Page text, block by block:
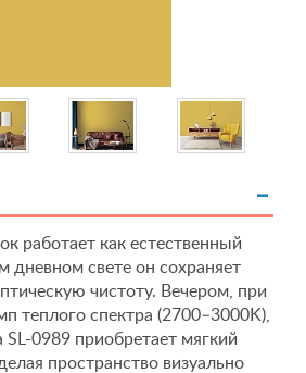
работает как естественный
свете он сохраняет
чистоту. Вечером, при
теплого спектра (2700–3000K),
SL-0989 приобретает мягкий
пространство визуально